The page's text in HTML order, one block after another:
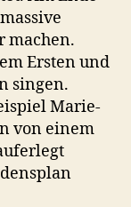
machen.
Ersten und
singen.
Marie-
von einem